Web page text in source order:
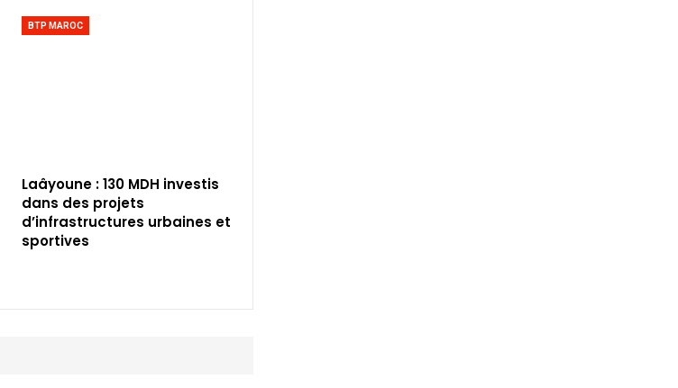
BTP MAROC
Laâyoune : 130 MDH investis
dans des projets
d’infrastructures urbaines et
sportives